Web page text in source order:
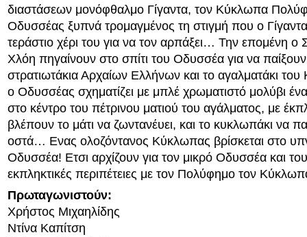
διαστάσεων μονόφθαλμο Γίγαντα, τον Κύκλωπα
Οδυσσέας ξυπνά τρομαγμένος τη στιγμή που ο
τεράστιο χέρι του για να τον αρπάξει… Την επομένη ο
Χλόη πηγαίνουν στο σπίτι του Οδυσσέα για να παίξουν
στρατιωτάκια Αρχαίων Ελλήνων και το αγαλματάκι
ο Οδυσσέας σχηματίζει με μπλέ χρωματιστό μολύβι
στο κέντρο του πέτρινου ματιού του αγάλματος, με
βλέπουν το μάτι να ζωντανέυει, και το κυκλωπάκι να
οστά… Ενας ολοζόντανος Κύκλωπας βρίσκεται στο
Οδυσσέα! Ετσι αρχίζουν για τον μικρό Οδυσσέα και
εκπληκτικές περιπέτειες με τον Πολύφημο τον
Πρωταγωνιστούν:
Χρήστος Μιχαηλίδης
Ντίνα Καπίτση